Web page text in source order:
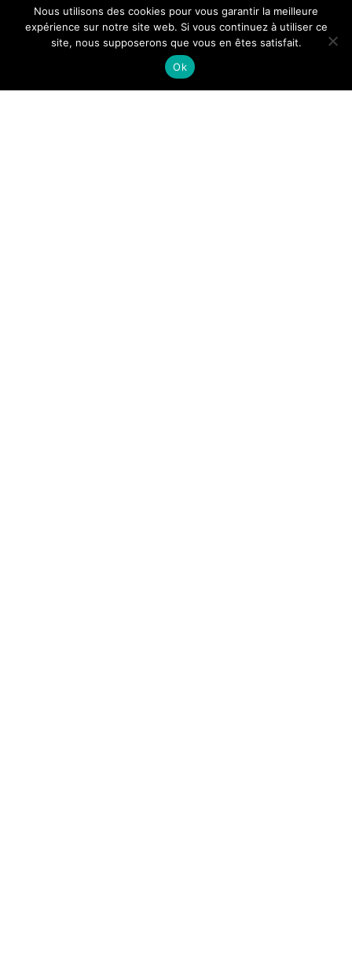
Nous utilisons des cookies pour vous garantir la meilleure
expérience sur notre site web. Si vous continuez à utiliser ce
site, nous supposerons que vous en êtes satisfait.
Ok